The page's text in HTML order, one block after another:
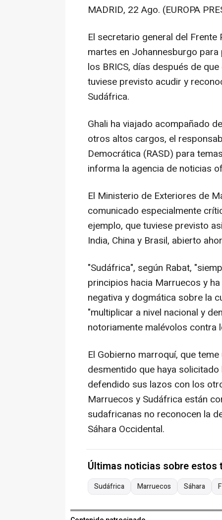
MADRID, 22 Ago. (EUROPA
El secretario general del
martes en Johannesburgo
los BRICS, días después de
tuviese previsto acudir y
Sudáfrica.
Ghali ha viajado acompañado
otros altos cargos, el
Democrática (RASD) para
informa la agencia de noticias
El Ministerio de Exteriores de
comunicado especialmente
ejemplo, que tuviese previsto
India, China y Brasil, abierto
"Sudáfrica", según Rabat,
principios hacia Marruecos y
negativa y dogmática sobre la
"multiplicar a nivel nacional y
notoriamente malévolos
El Gobierno marroquí, que
desmentido que haya solicitado
defendido sus lazos con los
Marruecos y Sudáfrica están
sudafricanas no reconocen la
Sáhara Occidental.
Últimas noticias sobre estos
Sudáfrica Marruecos Sáhara